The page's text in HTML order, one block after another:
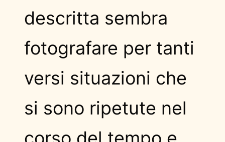
descritta sembra
fotografare per tanti
versi situazioni che
si sono ripetute nel